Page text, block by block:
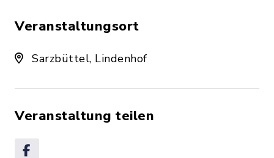
Veranstaltungsort
Sarzbüttel, Lindenhof
Veranstaltung teilen